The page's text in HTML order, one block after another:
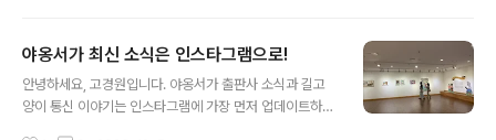
하는 길고양이 사진전이다. 이번 전시에는 작가가 지난 20
년간 만나 온 고양이 중에서도, 유독 호랑이 같은 당찬 기운
을 담은 고양이들의 사진을 전시한다. 우리는 사람을 보면
야옹서가 최신 소식은 인스타그램으로!
안녕하세요, 고경원입니다. 야옹서가 출판사 소식과 길고
양이 통신 이야기는 인스타그램에 가장 먼저 업데이트하고